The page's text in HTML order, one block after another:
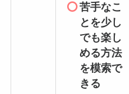
苦手なこ
とを少し
でも楽し
める方法
を模索で
きる